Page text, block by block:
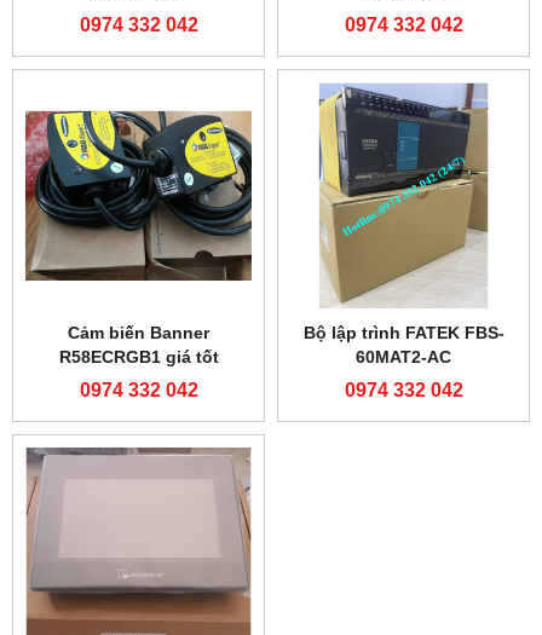
Bộ lập trình FATEK FBS-
0974 332 042
Bộ lập trình FX3U-
16MR/ES-A
0974 332 042